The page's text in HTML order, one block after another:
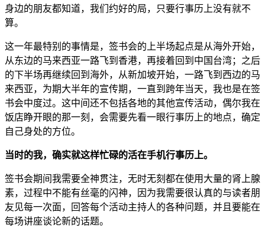
身边的朋友都知道，我们约好的局，只要行事历上没有就不
算。
这一年最特别的事情是，签书会的上半场起点是从海外开始，
从东边的马来西亚一路飞到香港，再接着回到中国台湾；之后
的下半场再继续回到海外，从新加坡开始，一路飞到西边的马
来西亚，为期大半年的宣传期，一直到跨年当天，我也是在签
书会中度过。这中间还不包括各地的其他宣传活动，偶尔我在
饭店睁开眼的那一刻，会需要先看一眼行事历上的地点，确定
自己身处的方位。
当时的我，确实就这样忙碌的活在手机行事历上。
签书会期间我需要全神贯注，无时无刻都在使用大量的肾上腺
素，过程中不能有丝毫的闪神，因为我需要很认真的与读者朋
友见每一次面，回答每个活动主持人的各种问题，并且要能在
每场讲座谈论新的话题。